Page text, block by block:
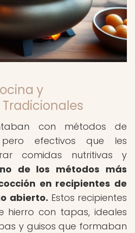
y
con métodos de
efectivos que les
comidas nutritivas y
de los métodos más
en recipientes de
abierto. Estos recipientes
hierro con tapas, ideales
y guisos que formaban